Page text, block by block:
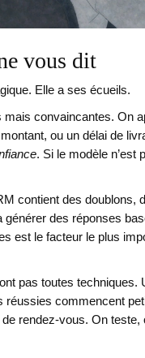
vous dit
Elle a ses écueils.
convaincantes. On
ou un délai de
. Si le modèle n’est
contient des doublons,
des réponses
est le facteur le plus
pas toutes
réussies commencent
rendez-vous. On